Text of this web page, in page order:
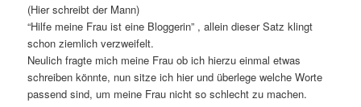
(Hier schreibt der Mann)
“Hilfe meine Frau ist eine Bloggerin” , allein dieser Satz klingt
schon ziemlich verzweifelt.
Neulich fragte mich meine Frau ob ich hierzu einmal etwas
schreiben könnte, nun sitze ich hier und überlege welche Worte
passend sind, um meine Frau nicht so schlecht zu machen.